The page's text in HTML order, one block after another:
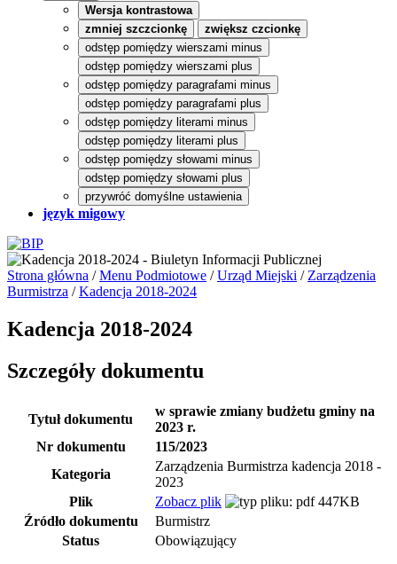
Wersja kontrastowa
zmniej szczcionkę
zwiększ czcionkę
odstęp pomiędzy wierszami minus
odstęp pomiędzy wierszami plus
odstęp pomiędzy paragrafami minus
odstęp pomiędzy paragrafami plus
odstęp pomiędzy literami minus
odstęp pomiędzy literami plus
odstęp pomiędzy słowami minus
odstęp pomiędzy słowami plus
przywróć domyślne ustawienia
język migowy
Strona główna /Menu Podmiotowe /Urząd Miejski / Zarządzenia
Burmistrza /Kadencja 2018-2024
Kadencja 2018-2024
Szczegóły dokumentu
Tytuł dokumentu
w sprawie zmiany budżetu gminy na
2023 r.
Nr dokumentu
115/2023
Kategoria
Zarządzenia Burmistrza kadencja 2018 -
2023
Plik
Zobacz plik
447KB
Źródło dokumentu
Burmistrz
Status
Obowiązujący